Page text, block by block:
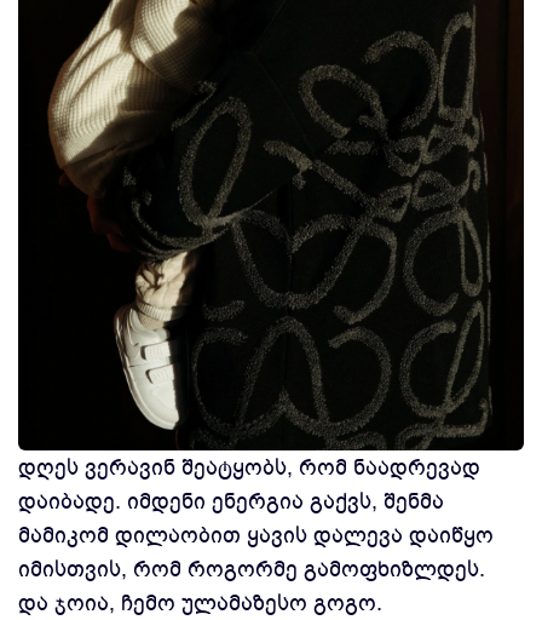
დღეს ვერავინ შეატყობს, რომ ნაადრევად
დაიბადე. იმდენი ენერგია გაქვს, შენმა
მამიკომ დილაობით ყავის დალევა დაიწყო
იმისთვის, რომ როგორმე გამოფხიზლდეს.
და ჯოია, ჩემო ულამაზესო გოგო.